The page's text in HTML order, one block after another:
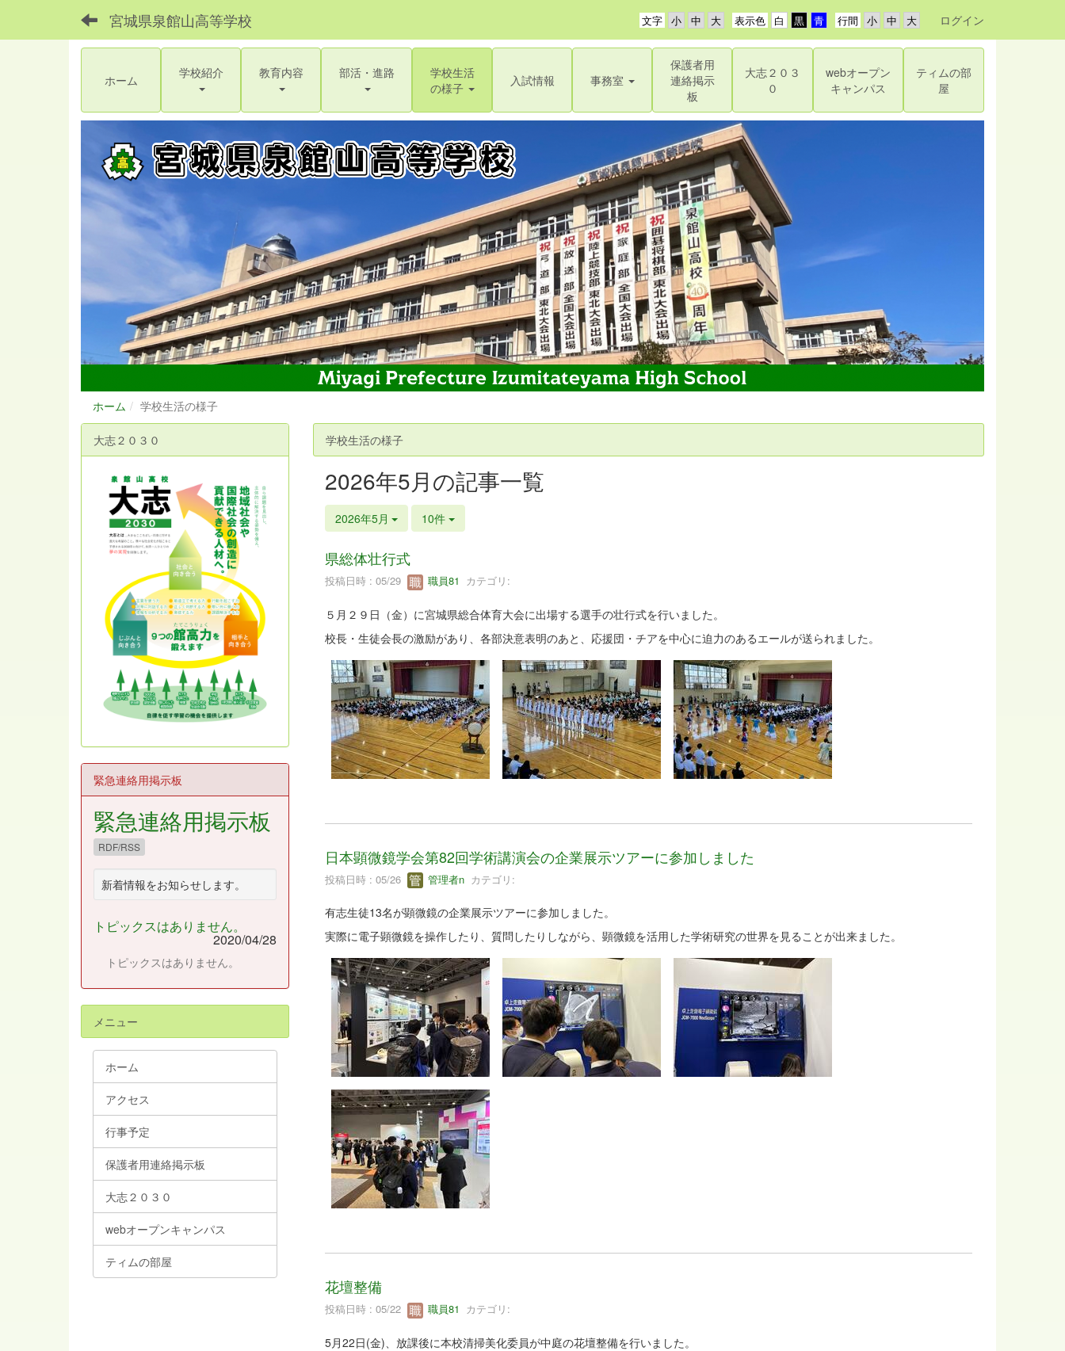
宮城県泉館山高等学校 行間
表示色
文字 ログイン
ホーム 学校紹介 教育内容 部活・進路
学校生活
の様子
入試情報 事務室
保護者用
連絡掲示
板
大志２０３
０
webオープン
キャンパス
ティムの部
屋
ホーム 学校生活の様子
学校生活の様子
2026年5月の記事一覧
2026年5月 10件
県総体壮行式
投稿日時 : 05/29 職員81 カテゴリ:
５月２９日（金）に宮城県総合体育大会に出場する選手の壮行式を行いました。
校長・生徒会長の激励があり、各部決意表明のあと、応援団・チアを中心に迫力のあるエールが送られました。
日本顕微鏡学会第82回学術講演会の企業展示ツアーに参加しました
投稿日時 : 05/26 管理者nカテゴリ:
有志生徒13名が顕微鏡の企業展示ツアーに参加しました。
実際に電子顕微鏡を操作したり、質問したりしながら、顕微鏡を活用した学術研究の世界を見ることが出来ました。
花壇整備
投稿日時 : 05/22 職員81 カテゴリ:
5月22日(金)、放課後に本校清掃美化委員が中庭の花壇整備を行いました。
大志２０３０
緊急連絡用掲示板
緊急連絡用掲示板
RDF/RSS
新着情報をお知らせします。
トピックスはありません。
2020/04/28
トピックスはありません。
メニュー
ホーム
アクセス
行事予定
保護者用連絡掲示板
大志２０３０
webオープンキャンパス
ティムの部屋